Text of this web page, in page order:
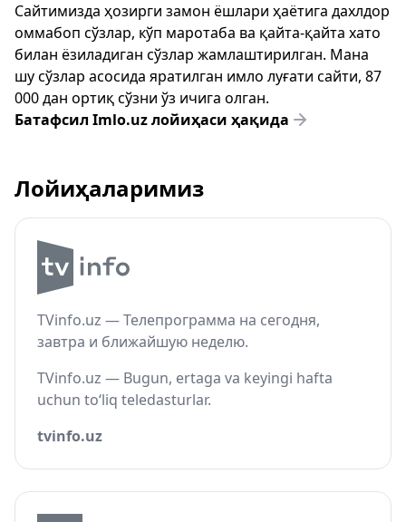
Сайтимизда ҳозирги замон ёшлари ҳаётига дахлдор
оммабоп сўзлар, кўп маротаба ва қайта-қайта хато
билан ёзиладиган сўзлар жамлаштирилган. Мана
шу сўзлар асосида яратилган имло луғати сайти, 87
000 дан ортиқ сўзни ўз ичига олган.
Батафсил Imlo.uz лойиҳаси ҳақида
Лойиҳаларимиз
TVinfo.uz — Телепрограмма на сегодня,
завтра и ближайшую неделю.
TVinfo.uz — Bugun, ertaga va keyingi hafta
uchun to‘liq teledasturlar.
tvinfo.uz